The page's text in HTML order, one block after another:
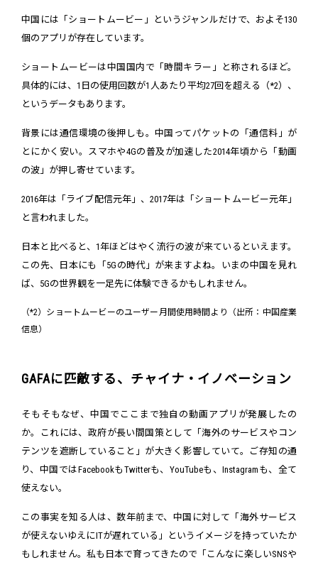
中国には「ショートムービー」というジャンルだけで、およそ130
個のアプリが存在しています。
ショートムービーは中国国内で「時間キラー」と称されるほど。
具体的には、1日の使用回数が1人あたり平均27回を超える（*2）、
というデータもあります。
背景には通信環境の後押しも。中国ってパケットの「通信料」が
とにかく安い。スマホや4Gの普及が加速した2014年頃から「動画
の波」が押し寄せています。
2016年は「ライブ配信元年」、2017年は「ショートムービー元年」
と言われました。
日本と比べると、1年ほどはやく流行の波が来ているといえます。
この先、日本にも「5Gの時代」が来ますよね。いまの中国を見れ
ば、5Gの世界観を一足先に体験できるかもしれません。
（*2）ショートムービーのユーザー月間使用時間より（出所：中国産業
信息）
GAFAに匹敵する、チャイナ・イノベーション
そもそもなぜ、中国でここまで独自の動画アプリが発展したの
か。これには、政府が長い間国策として「海外のサービスやコン
テンツを遮断していること」が大きく影響していて。ご存知の通
り、中国ではFacebookもTwitterも、YouTubeも、Instagramも、全て
使えない。
この事実を知る人は、数年前まで、中国に対して「海外サービス
が使えないゆえにITが遅れている」というイメージを持っていたか
もしれません。私も日本で育ってきたので「こんなに楽しいSNSや